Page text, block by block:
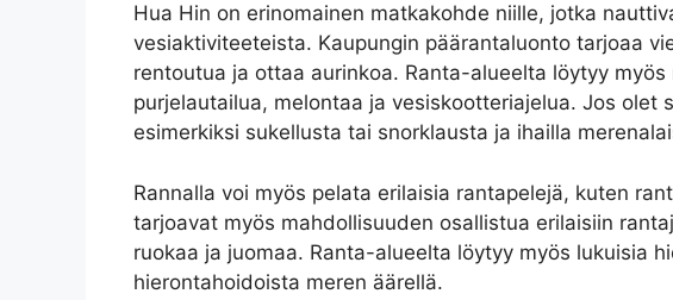
Hua Hin on erinomainen matkakohde niille, jotka
vesiaktiviteeteista. Kaupungin päärantaluonto tarjoaa
rentoutua ja ottaa aurinkoa. Ranta-alueelta löytyy
purjelautailua, melontaa ja vesiskootteriajelua. Jos olet
esimerkiksi sukellusta tai snorklausta ja ihailla
Rannalla voi myös pelata erilaisia rantapelejä, kuten
tarjoavat myös mahdollisuuden osallistua erilaisiin
ruokaa ja juomaa. Ranta-alueelta löytyy myös lukuisia
hierontahoidoista meren äärellä.